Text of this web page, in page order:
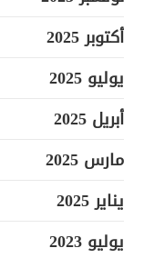
أكتوبر 2025
يوليو 2025
أبريل 2025
مارس 2025
يناير 2025
يوليو 2023